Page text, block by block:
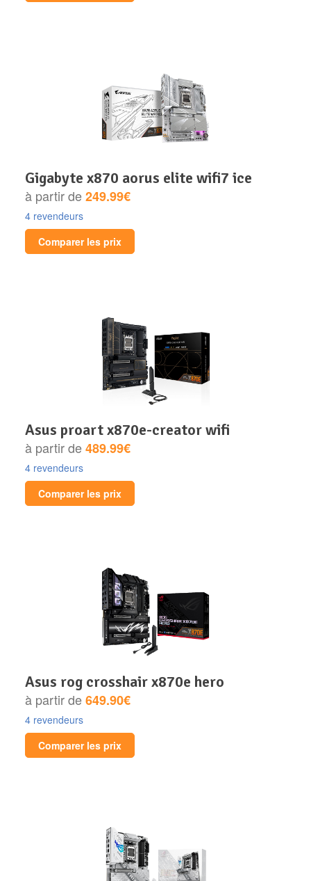
gigabyte x870 aorus elite wifi7 ice
à partir de249.99€
4 revendeurs
Comparer les prix
asus proart x870e-creator wifi
à partir de489.99€
4 revendeurs
Comparer les prix
asus rog crosshair x870e hero
à partir de649.90€
4 revendeurs
Comparer les prix